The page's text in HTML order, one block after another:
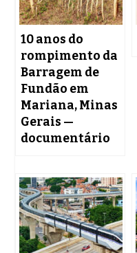
10 anos do
rompimento da
Barragem de
Fundão em
Mariana, Minas
Gerais —
documentário